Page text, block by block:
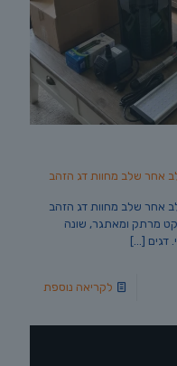
אחר שלב מחוות דג הזהב
אחר שלב מחוות דג הזהב
מרתק ומאתגר, שונה
דגים […]
לקריאה נוספת